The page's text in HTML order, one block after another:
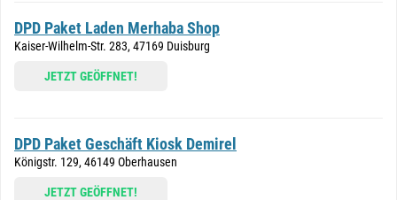
DPD Paket Laden Merhaba Shop
Kaiser-Wilhelm-Str. 283, 47169 Duisburg
JETZT GEÖFFNET!
DPD Paket Geschäft Kiosk Demirel
Königstr. 129, 46149 Oberhausen
JETZT GEÖFFNET!